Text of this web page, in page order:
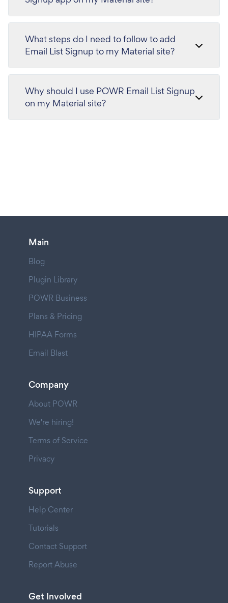
What steps do I need to follow to add
Email List Signup to my Material site?
Why should I use POWR Email List Signup
on my Material site?
Main
Blog
Plugin Library
POWR Business
Plans & Pricing
HIPAA Forms
Email Blast
Company
About POWR
We're hiring!
Terms of Service
Privacy
Support
Help Center
Tutorials
Contact Support
Report Abuse
Get Involved